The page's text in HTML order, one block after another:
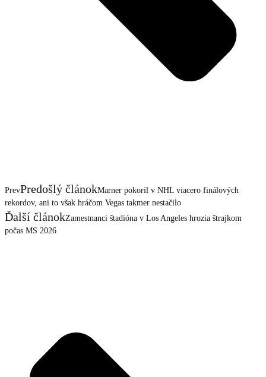
PrevPredošlý článokMarner pokoril v NHL viacero finálových
rekordov, ani to však hráčom Vegas takmer nestačilo
Ďalší článokZamestnanci štadióna v Los Angeles hrozia štrajkom
počas MS 2026